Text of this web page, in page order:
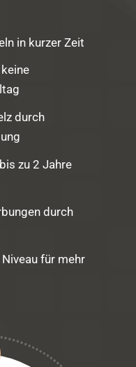
in kurzer Zeit
durch
zu 2 Jahre
durch
für mehr